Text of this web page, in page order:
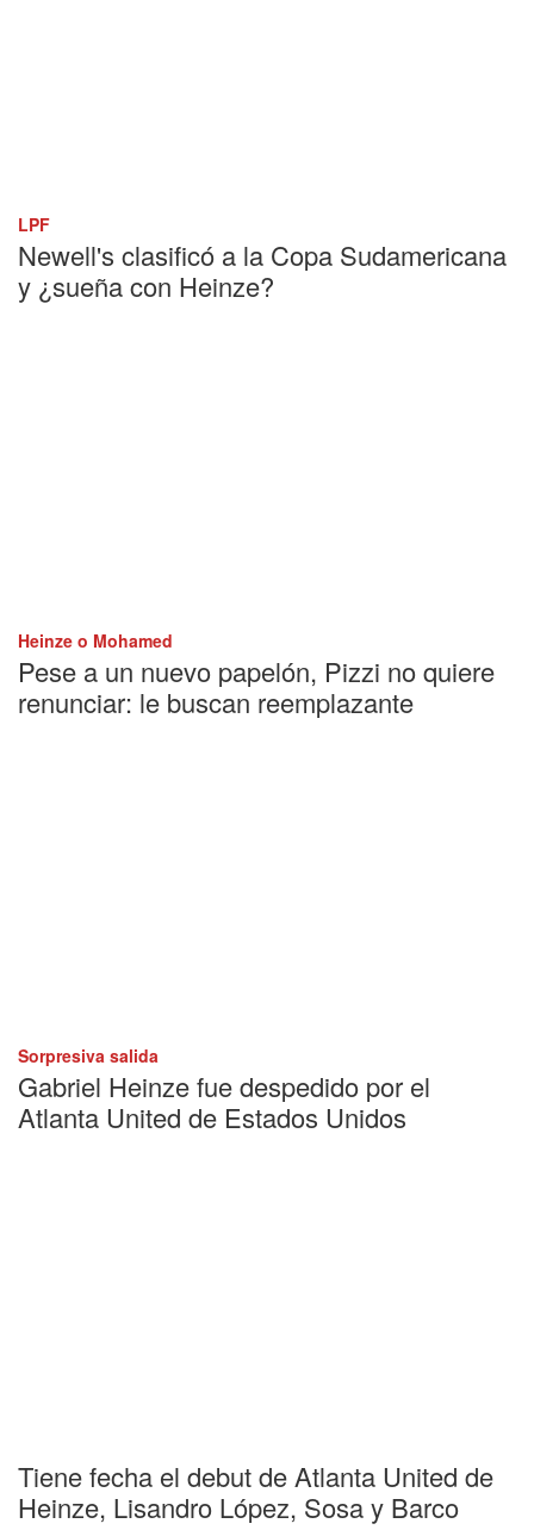
LPF
Newell's clasificó a la Copa Sudamericana
y ¿sueña con Heinze?
Heinze o Mohamed
Pese a un nuevo papelón, Pizzi no quiere
renunciar: le buscan reemplazante
Sorpresiva salida
Gabriel Heinze fue despedido por el
Atlanta United de Estados Unidos
Tiene fecha el debut de Atlanta United de
Heinze, Lisandro López, Sosa y Barco